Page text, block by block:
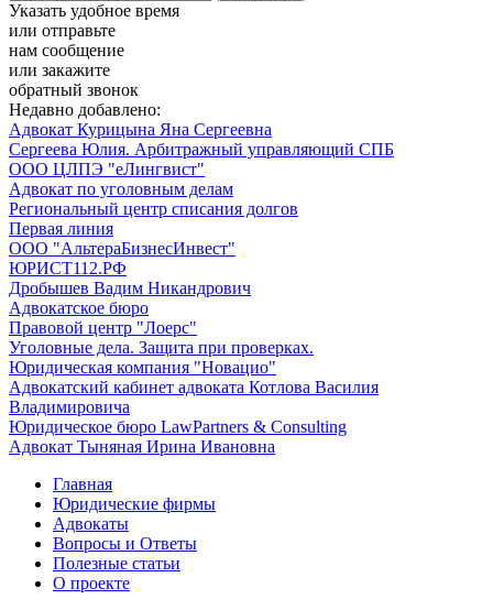
Указать удобное время
или отправьте
нам сообщение
или закажите
обратный звонок
Недавно добавлено:
Адвокат Курицына Яна Сергеевна
Сергеева Юлия. Арбитражный управляющий СПБ
ООО ЦЛПЭ "еЛингвист"
Адвокат по уголовным делам
Региональный центр списания долгов
Первая линия
ООО "АльтераБизнесИнвест"
ЮРИСТ112.РФ
Дробышев Вадим Никандрович
Адвокатское бюро
Правовой центр "Лоерс"
Уголовные дела. Защита при проверках.
Юридическая компания "Новацио"
Адвокатский кабинет адвоката Котлова Василия
Владимировича
Юридическое бюро LawPartners & Consulting
Адвокат Тыняная Ирина Ивановна
Главная
Юридические фирмы
Адвокаты
Вопросы и Ответы
Полезные статьи
О проекте